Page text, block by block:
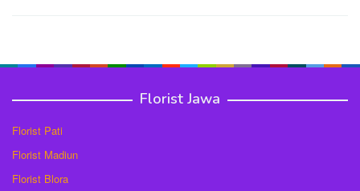
Florist Jawa
Florist Pati
Florist Madiun
Florist Blora